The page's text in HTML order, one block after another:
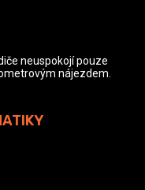
neuspokojí pouze
nájezdem.